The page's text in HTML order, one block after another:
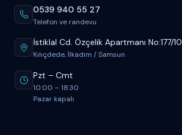
0539 940 55 27
Telefon ve randevu
İstiklal Cd. Özçelik Apartmanı No:177/10
Kılıçdede, İlkadım / Samsun
Pzt – Cmt
10:00 – 18:30
Pazar kapalı